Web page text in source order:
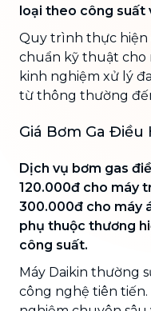
loại theo công suất
Quy trình thực hiện
chuẩn kỹ thuật cho
kinh nghiệm xử lý
từ thông thường
Giá Bơm Ga Điều
Dịch vụ bơm gas
120.000đ cho máy
300.000đ cho máy
phụ thuộc thương
công suất.
Máy Daikin thường
công nghệ tiên tiến.